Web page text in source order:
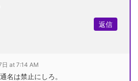
返信
at 7:14 AM
名は禁止にしろ。